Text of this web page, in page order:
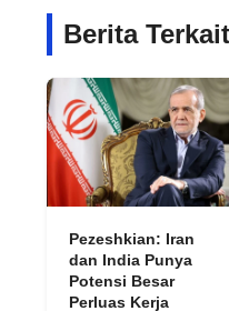
Berita Terkait
Pezeshkian: Iran
dan India Punya
Potensi Besar
Perluas Kerja